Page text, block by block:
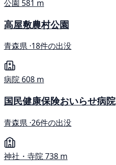
公園 581 m
高屋敷農村公園
青森県 ·18件の出没
病院 608 m
国民健康保険おいらせ病院
青森県 ·26件の出没
神社・寺院738 m